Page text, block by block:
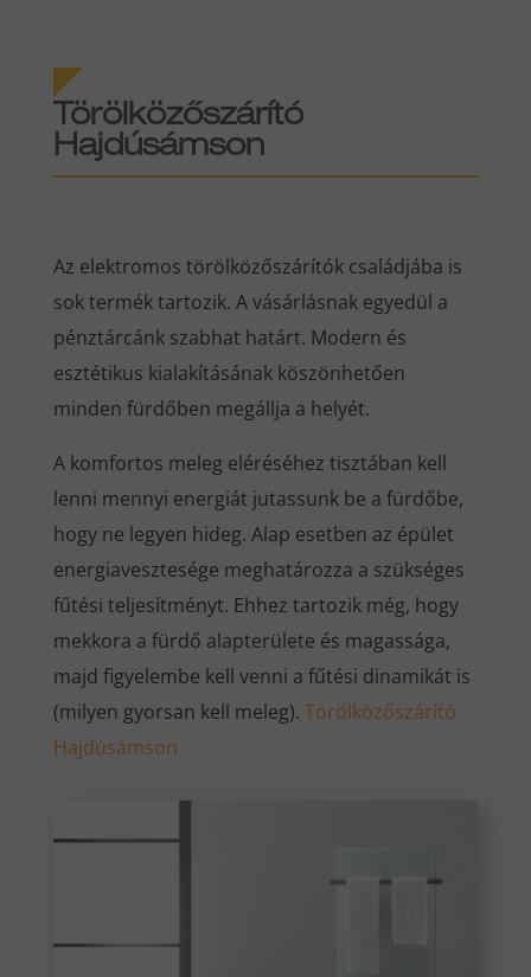
Törölközőszárító
Hajdúsámson
Az elektromos törölközőszárítók családjába is
sok termék tartozik. A vásárlásnak egyedül a
pénztárcánk szabhat határt. Modern és
esztétikus kialakításának köszönhetően
minden fürdőben megállja a helyét.
A komfortos meleg eléréséhez tisztában kell
lenni mennyi energiát jutassunk be a fürdőbe,
hogy ne legyen hideg. Alap esetben az épület
energiavesztesége meghatározza a szükséges
fűtési teljesítményt. Ehhez tartozik még, hogy
mekkora a fürdő alapterülete és magassága,
majd figyelembe kell venni a fűtési dinamikát is
(milyen gyorsan kell meleg). Törölközőszárító
Hajdúsámson